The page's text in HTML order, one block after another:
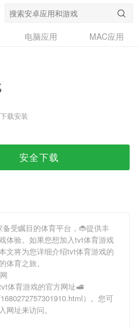
电脑应用
MAC应用
下载安装
安全下载
受瞩目的体育平台，🐞提供丰
体验。如果您想加入tvt体育游戏
文将为您详细介绍tvt体育游戏的
体育之旅。
体育游戏的官方网址🚅
）。您可
网址来访问。